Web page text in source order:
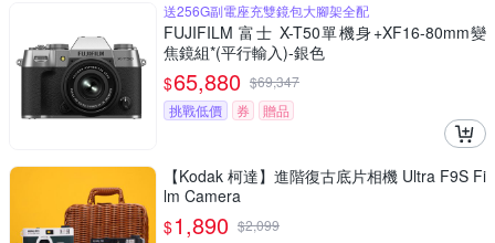
送256G副電座充雙鏡包大腳架全配
FUJIFILM 富士 X-T50單機身+XF16-80mm變
焦鏡組*(平行輸入)-銀色
$65,880 $69,347
挑戰低價
券 贈品
【Kodak 柯達】進階復古底片相機 Ultra F9S Fi
lm Camera
$1,890 $2,099